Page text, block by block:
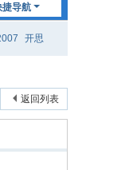
捷导航
开思
返回列表